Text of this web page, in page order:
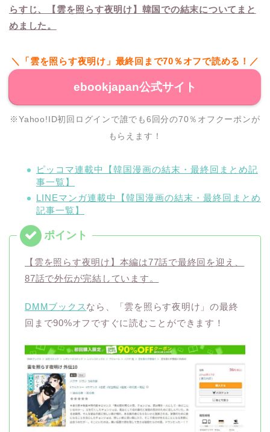
らすじ、【雲を照らす夜明け】韓国での結末についてまと
めました。
＼「雲を照らす夜明け」最終回まで70％オフで読める！／
ebookjapan公式サイト
※Yahoo!ID初回ログインで誰でも6回分の70％オフクーポンが
もらえます！
ピッコマ連載中【韓国漫画の結末・最終回まとめ記
事一覧】
LINEマンガ連載中【韓国漫画の結末・最終回まとめ
記事一覧】
【雲を照らす夜明け】本編は77話で最終回を迎え、
87話で外伝が完結しています。
DMMブックスなら、「雲を照らす夜明け」の最終
回まで90%オフですぐに読むことができます！